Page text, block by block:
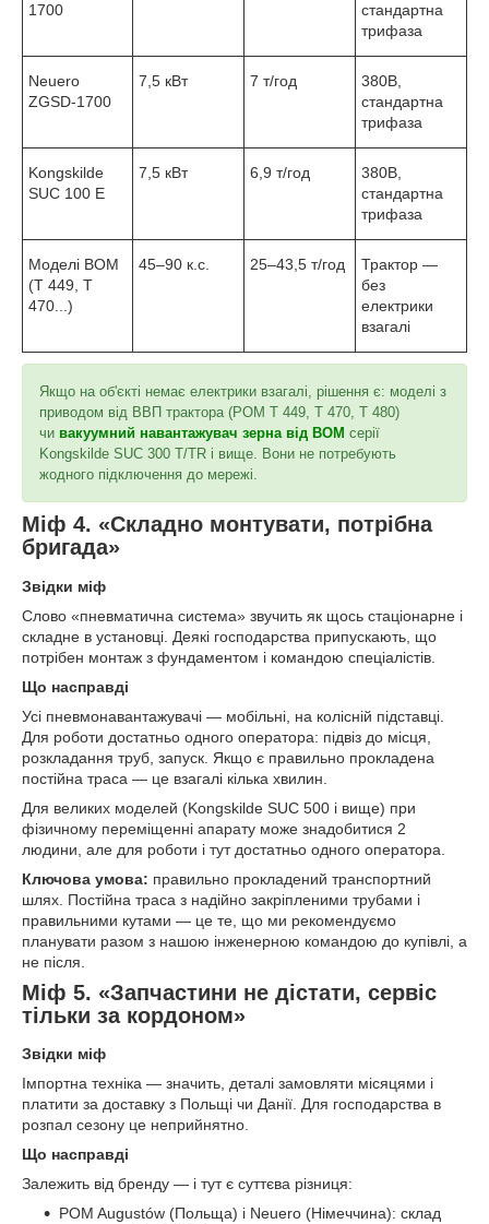
1700
стандартна
трифаза
Neuero
ZGSD-1700
7,5 кВт 7 т/год
380В,
стандартна
трифаза
Kongskilde
SUC 100 E
7,5 кВт 6,9 т/год
380В,
стандартна
трифаза
Моделі ВОМ
(T 449, T
470...)
45–90 к.с. 25–43,5 т/год
Трактор —
без
електрики
взагалі
Якщо на об'єкті немає електрики взагалі, рішення є: моделі з
приводом від ВВП трактора (POM T 449, T 470, T 480)
чи вакуумний навантажувач зерна від ВОМ серії
Kongskilde SUC 300 T/TR і вище. Вони не потребують
жодного підключення до мережі.
Міф 4. «Складно монтувати, потрібна
бригада»
Звідки міф
Слово «пневматична система» звучить як щось стаціонарне і
складне в установці. Деякі господарства припускають, що
потрібен монтаж з фундаментом і командою спеціалістів.
Що насправді
Усі пневмонавантажувачі — мобільні, на колісній підставці.
Для роботи достатньо одного оператора: підвіз до місця,
розкладання труб, запуск. Якщо є правильно прокладена
постійна траса — це взагалі кілька хвилин.
Для великих моделей (Kongskilde SUC 500 і вище) при
фізичному переміщенні апарату може знадобитися 2
людини, але для роботи і тут достатньо одного оператора.
Ключова умова: правильно прокладений транспортний
шлях. Постійна траса з надійно закріпленими трубами і
правильними кутами — це те, що ми рекомендуємо
планувати разом з нашою інженерною командою до купівлі, а
не після.
Міф 5. «Запчастини не дістати, сервіс
тільки за кордоном»
Звідки міф
Імпортна техніка — значить, деталі замовляти місяцями і
платити за доставку з Польщі чи Данії. Для господарства в
розпал сезону це неприйнятно.
Що насправді
Залежить від бренду — і тут є суттєва різниця:
POM Augustów (Польща) і Neuero (Німеччина): склад